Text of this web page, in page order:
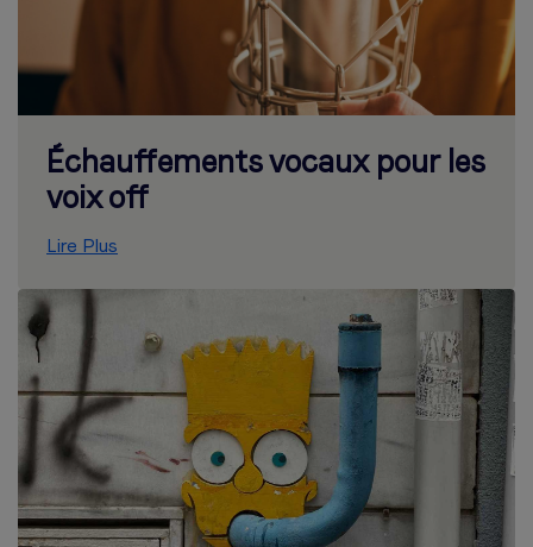
Échauffements vocaux pour les
voix off
Lire Plus